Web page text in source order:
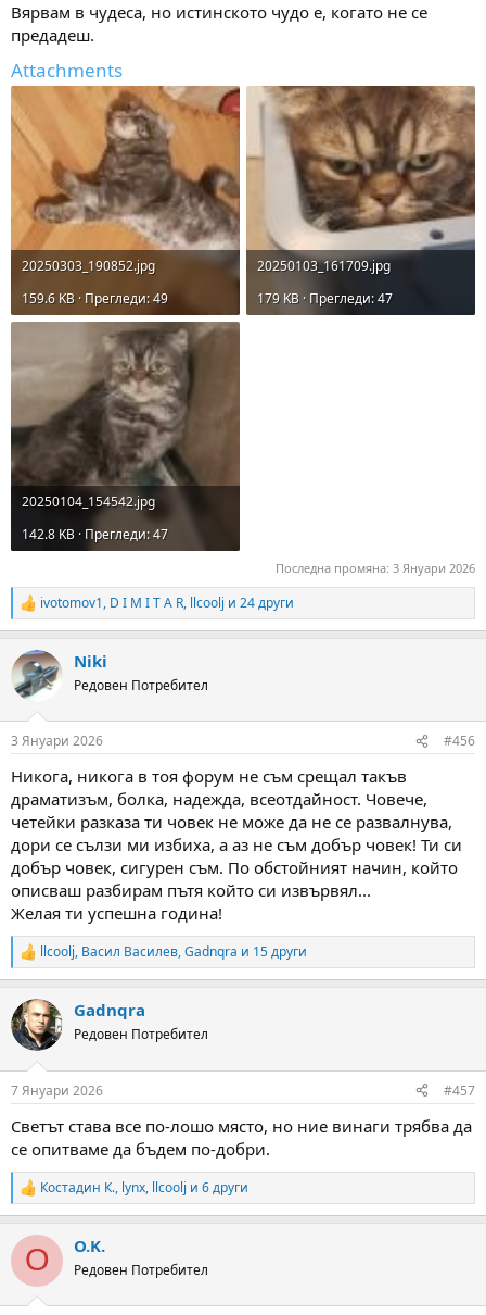
Вярвам в чудеса, но истинското чудо е, когато не се
предадеш.
Attachments
20250303_190852.jpg
159.6 KB · Прегледи: 49
20250103_161709.jpg
179 KB · Прегледи: 47
20250104_154542.jpg
142.8 KB · Прегледи: 47
Последна промяна: 3 Януари 2026
R
e
c
t
i
s
ivotomov1, D I M I T A R, llcoolj и 24 други
Niki
Редовен Потребител
3 Януари 2026 #456
Никога, никога в тоя форум не съм срещал такъв
драматизъм, болка, надежда, всеотдайност. Човече,
четейки разказа ти човек не може да не се развалнува,
дори се сълзи ми избиха, а аз не съм добър човек! Ти си
добър човек, сигурен съм. По обстойният начин, който
описваш разбирам пътя който си извървял...
Желая ти успешна година!
R
e
c
t
i
s
llcoolj, Васил Василев,Gadnqra и 15 други
Gadnqra
Редовен Потребител
7 Януари 2026 #457
Светът става все по-лошо място, но ние винаги трябва да
се опитваме да бъдем по-добри.
R
e
c
i
Костадин К., lynx, llcoolj и 6 други
O O.K.
Редовен Потребител